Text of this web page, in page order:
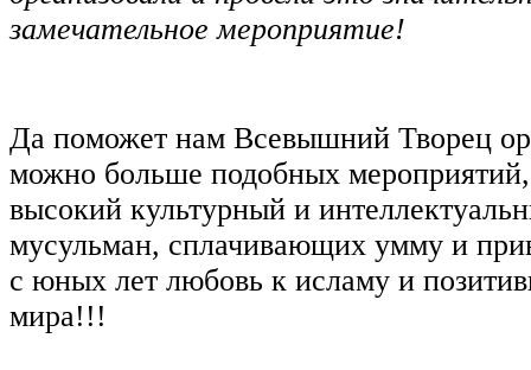
замечательное мероприятие!
Да поможет нам Всевышний Творец
можно больше подобных
высокий культурный и
мусульман, сплачивающих умму и
с юных лет любовь к исламу и
мира!!!